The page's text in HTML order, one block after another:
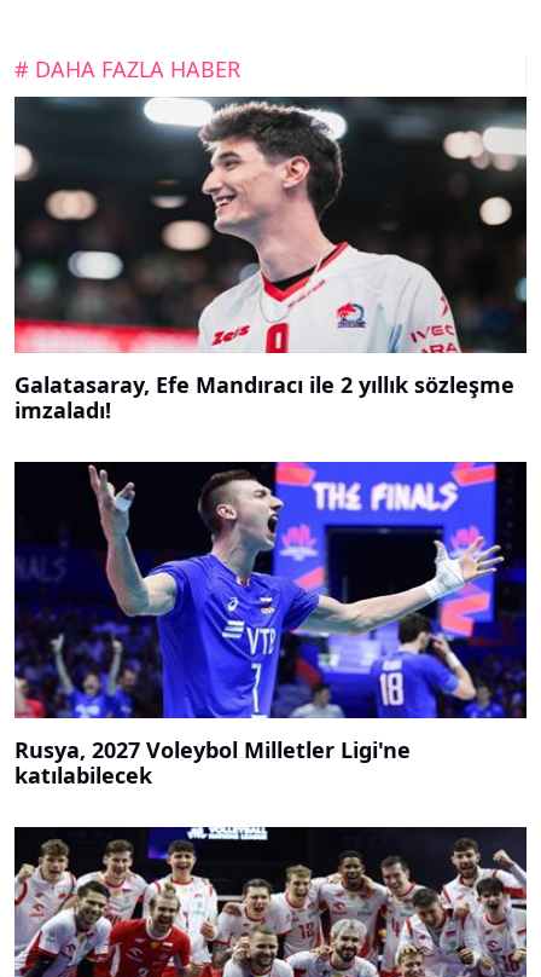
# DAHA FAZLA HABER
Galatasaray, Efe Mandıracı ile 2 yıllık sözleşme
imzaladı!
Rusya, 2027 Voleybol Milletler Ligi'ne
katılabilecek